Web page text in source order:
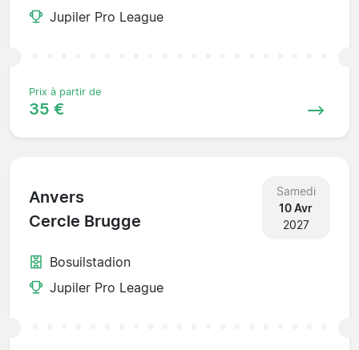
Jupiler Pro League
Prix à partir de
35 €
Anvers
Cercle Brugge
Samedi
10 Avr
2027
Bosuilstadion
Jupiler Pro League